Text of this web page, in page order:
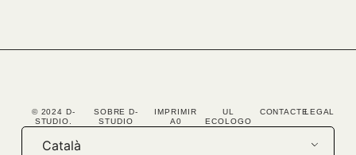
Català
© 2024 D-
STUDIO.
SOBRE D-
STUDIO
IMPRIMIR
A0
UL
ECOLOGO
CONTACTELEGAL